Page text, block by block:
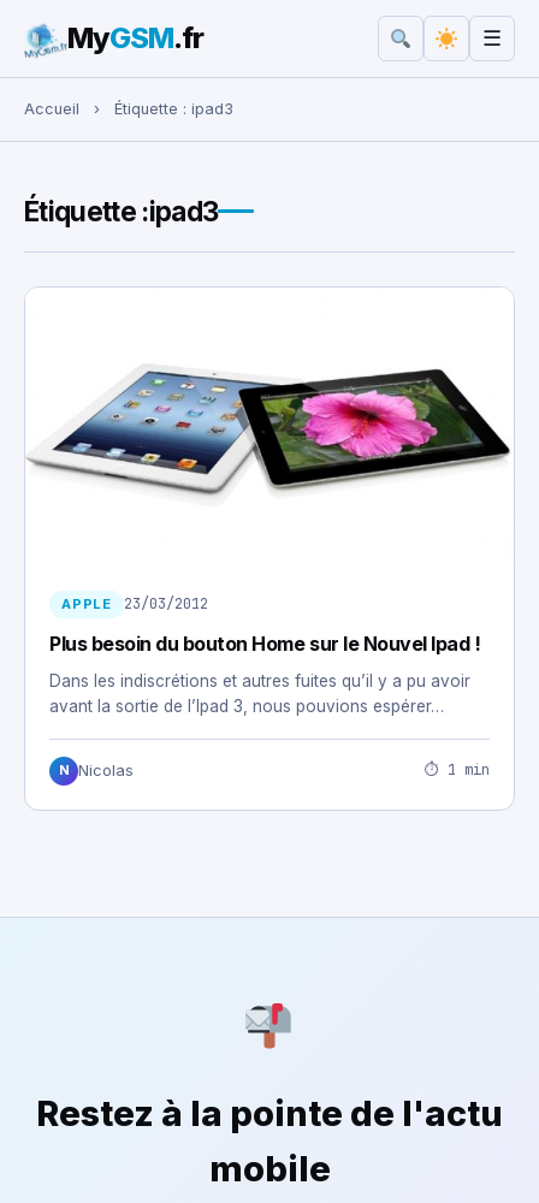
Rechercher :
MyGSM.fr ☰
Accueil › Étiquette : ipad3
Étiquette :ipad3
APPLE 23/03/2012
Plus besoin du bouton Home sur le Nouvel Ipad !
Dans les indiscrétions et autres fuites qu’il y a pu avoir
avant la sortie de l’Ipad 3, nous pouvions espérer…
N Nicolas ⏱ 1 min
Restez à la pointe de l'actu
mobile